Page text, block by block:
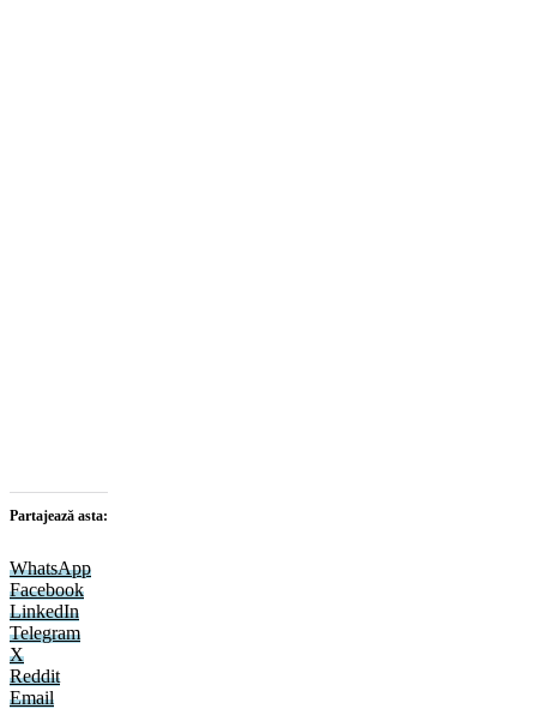
Partajează asta:
WhatsApp
Facebook
LinkedIn
Telegram
X
Reddit
Email